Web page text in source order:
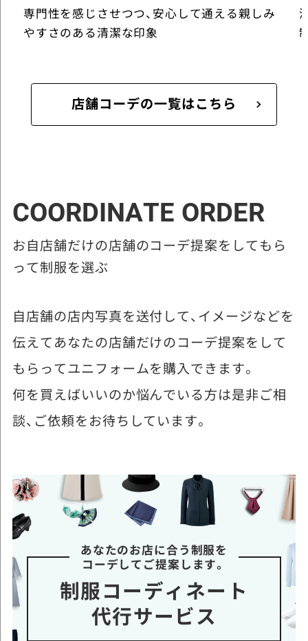
専門性を感じさせつつ、安心して通える親しみ
やすさのある清潔な印象
店舗コーデの一覧はこちら
COORDINATE ORDER
お自店舗だけの店舗のコーデ提案をしてもら
って制服を選ぶ
自店舗の店内写真を送付して、イメージなどを
伝えてあなたの店舗だけのコーデ提案をして
もらってユニフォームを購入できます。
何を買えばいいのか悩んでいる方は是非ご相
談、ご依頼をお待ちしています。
あなたのお店に合う制服を
コーデしてご提案します。
制服コーディネート
代行サービス